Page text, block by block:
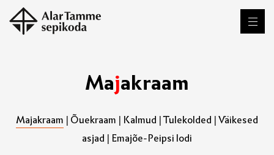
Majakraam
Majakraam | Õuekraam | Kalmud |Tulekolded |Väikesed
asjad | Emajõe-Peipsi lodi